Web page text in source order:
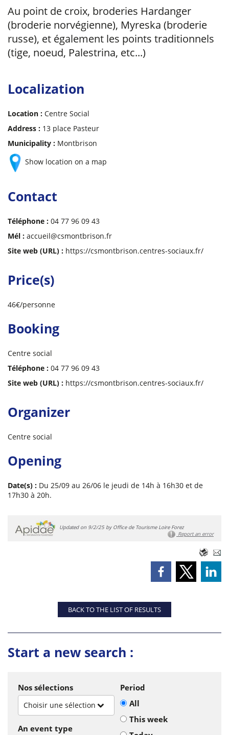
Au point de croix, broderies Hardanger
(broderie norvégienne), Myreska (broderie
russe), et également les points traditionnels
(tige, noeud, Palestrina, etc...)
Localization
Location : Centre Social
Address : 13 place Pasteur
Municipality : Montbrison
Show location on a map
Contact
Téléphone : 04 77 96 09 43
Mél : accueil@csmontbrison.fr
Site web (URL) : https://csmontbrison.centres-sociaux.fr/
Price(s)
46€/personne
Booking
Centre social
Téléphone : 04 77 96 09 43
Site web (URL) : https://csmontbrison.centres-sociaux.fr/
Organizer
Centre social
Opening
Date(s) : Du 25/09 au 26/06 le jeudi de 14h à 16h30 et de
17h30 à 20h.
Updated on 9/2/25 by Office de Tourisme Loire Forez
Report an error
BACK TO THE LIST OF RESULTS
Start a new search :
Nos sélections
Choisir une sélection
An event type
Period
All
This week